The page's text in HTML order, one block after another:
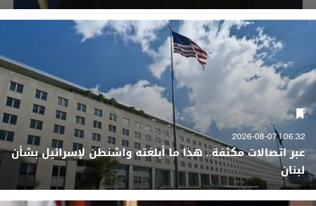
06:32 | 2026-08-07
عبر اتصالات مكثفة.. هذا ما أبلغته واشنطن لإسرائيل بشأن
لبنان